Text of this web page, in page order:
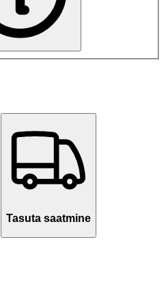
Tasuta saatmine